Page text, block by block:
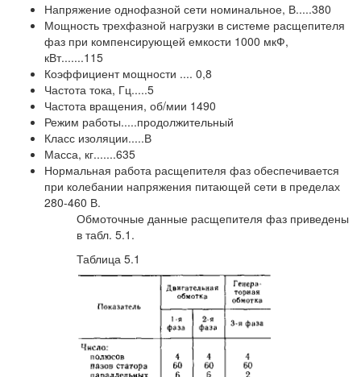
Напряжение однофазной сети номинальное, В.....380
Мощность трехфазной нагрузки в системе расщепителя
фаз при компенсирующей емкости 1000 мкФ,
кВт.......115
Коэффициент мощности .... 0,8
Частота тока, Гц.....5
Частота вращения, об/мии 1490
Режим работы.....продолжительный
Класс изоляции.....В
Масса, кг.......635
Нормальная работа расщепителя фаз обеспечивается
при колебании напряжения питающей сети в пределах
280-460 В.
Обмоточные данные расщепителя фаз приведены
в табл. 5.1.
Таблица 5.1